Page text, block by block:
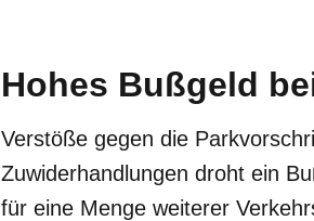
Hohes Bußgeld
Verstöße gegen die
Zuwiderhandlungen droht ein
für eine Menge weiterer